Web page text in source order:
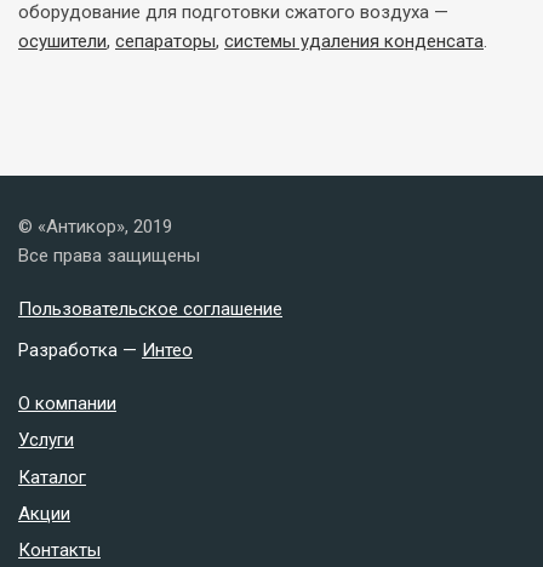
оборудование для подготовки сжатого воздуха —
осушители, сепараторы, системы удаления конденсата.
© «Антикор», 2019
Все права защищены
Пользовательское соглашение
Разработка — Интео
О компании
Услуги
Каталог
Акции
Контакты